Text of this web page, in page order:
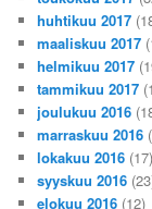
huhtikuu 2017
maaliskuu 2017
helmikuu 2017
tammikuu 2017
joulukuu 2016
marraskuu 2016
lokakuu 2016 (17)
syyskuu 2016
elokuu 2016 (12)